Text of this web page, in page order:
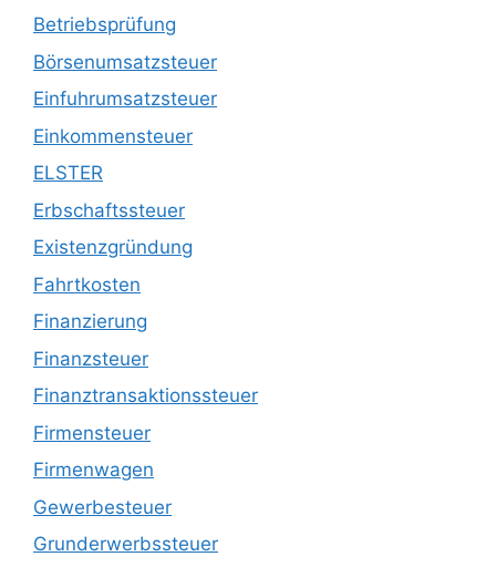
Betriebsprüfung
Börsenumsatzsteuer
Einfuhrumsatzsteuer
Einkommensteuer
ELSTER
Erbschaftssteuer
Existenzgründung
Fahrtkosten
Finanzierung
Finanzsteuer
Finanztransaktionssteuer
Firmensteuer
Firmenwagen
Gewerbesteuer
Grunderwerbssteuer